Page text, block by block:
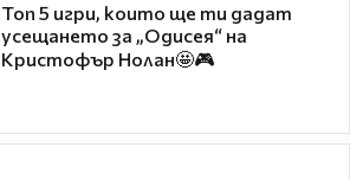
Топ 5 игри, които ще ти дадат
усещането за „Одисея“ на
Кристофър Нолан🤩🎮